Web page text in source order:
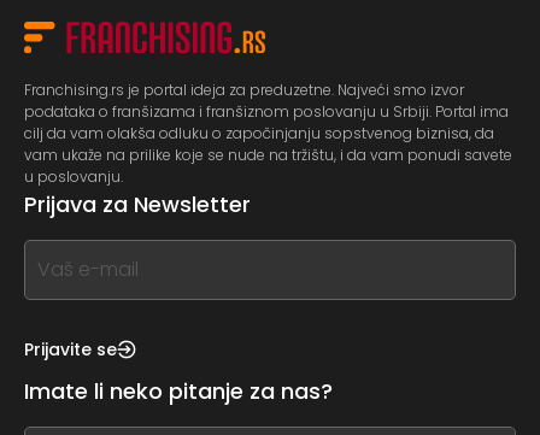
Franchising.rs je portal ideja za preduzetne. Najveći smo izvor
podataka o franšizama i franšiznom poslovanju u Srbiji. Portal ima
cilj da vam olakša odluku o započinjanju sopstvenog biznisa, da
vam ukaže na prilike koje se nude na tržištu, i da vam ponudi savete
u poslovanju.
Prijava za Newsletter
If
you
this,
this
Prijavite se
Imate li neko pitanje za nas?